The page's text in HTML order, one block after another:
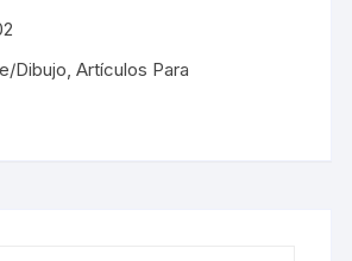
Dibujo ,Artículos Para